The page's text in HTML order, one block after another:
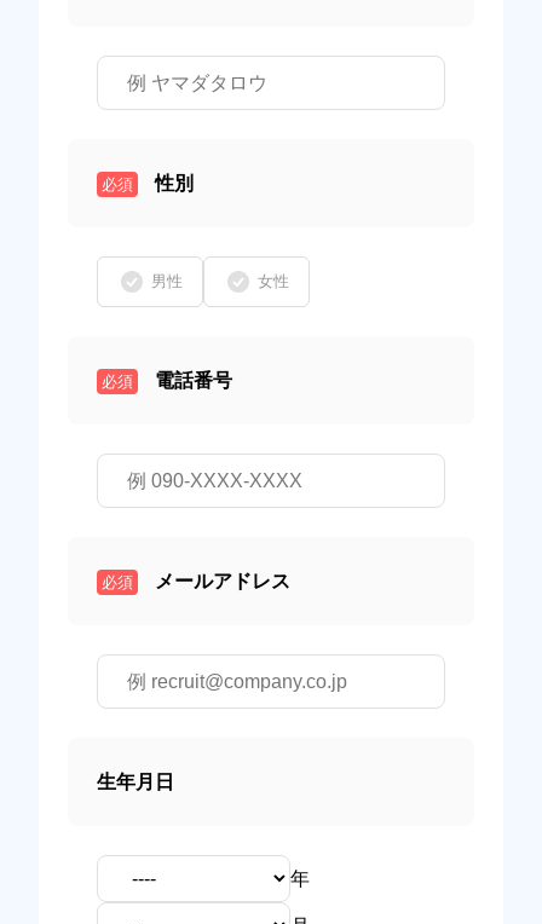
必須 性別
男性 女性
必須 電話番号
必須 メールアドレス
生年月日
年